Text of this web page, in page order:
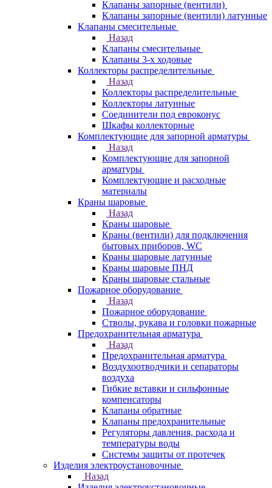
Клапаны запорные (вентили)
Клапаны запорные (вентили) латунные
Клапаны смесительные
Назад
Клапаны смесительные
Клапаны 3-х ходовые
Коллекторы распределительные
Назад
Коллекторы распределительные
Коллекторы латунные
Соединители под евроконус
Шкафы коллекторные
Комплектующие для запорной арматуры
Назад
Комплектующие для запорной
арматуры
Комплектующие и расходные
материалы
Краны шаровые
Назад
Краны шаровые
Краны (вентили) для подключения
бытовых приборов, WC
Краны шаровые латунные
Краны шаровые ПНД
Краны шаровые стальные
Пожарное оборудование
Назад
Пожарное оборудование
Стволы, рукава и головки пожарные
Предохранительная арматура
Назад
Предохранительная арматура
Воздухоотводчики и сепараторы
воздуха
Гибкие вставки и сильфонные
компенсаторы
Клапаны обратные
Клапаны предохранительные
Регуляторы давления, расхода и
температуры воды
Системы защиты от протечек
Изделия электроустановочные
Назад